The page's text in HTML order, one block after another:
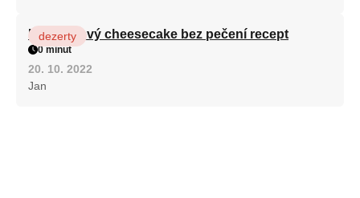
Karamelový cheesecake bez pečení recept
dezerty
0 minut
20. 10. 2022
Jan